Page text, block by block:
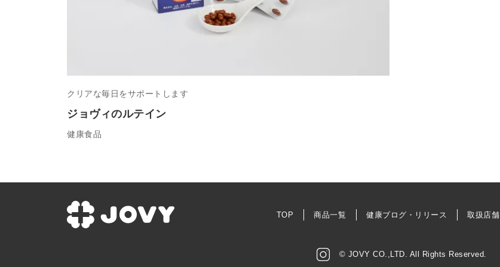
ジョヴィのルテイン
クリアな毎日をサポートします
健康食品
TOP 商品一覧 健康ブログ・リリース 取扱店舗
© JOVY CO.,LTD. All Rights Reserved.